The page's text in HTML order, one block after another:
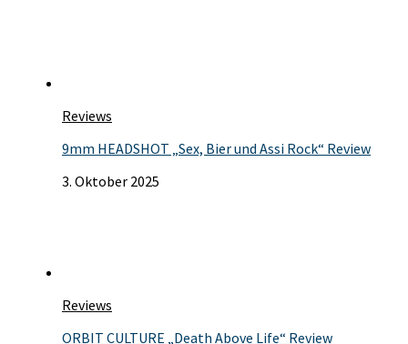
Reviews
9mm HEADSHOT „Sex, Bier und Assi Rock“ Review
3. Oktober 2025
Reviews
ORBIT CULTURE „Death Above Life“ Review